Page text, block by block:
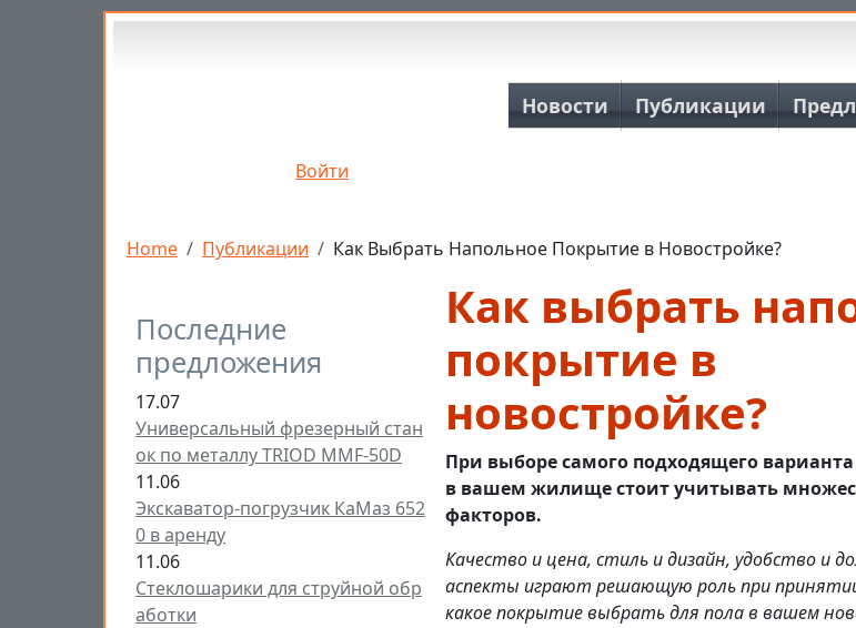
Перейти к основному содержанию
Войти
Основная
Новости Публикации
Строка навигации
Home Публикации Как Выбрать Напольное Покрытие в Новостройке?
Последние
предложения
17.07
Универсальный фрезерный стан
ок по металлу TRIOD MMF-50D
11.06
Экскаватор-погрузчик КаМаз 652
0 в аренду
11.06
Стеклошарики для струйной обр
аботки
Как выбрать
покрытие в
новостройке?
При выборе самого подходящего
в вашем жилище стоит учитывать
факторов.
Качество и цена, стиль и дизайн, удобство и
аспекты играют решающую роль при
какое покрытие выбрать для пола в вашем